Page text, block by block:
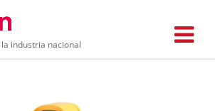
industria nacional